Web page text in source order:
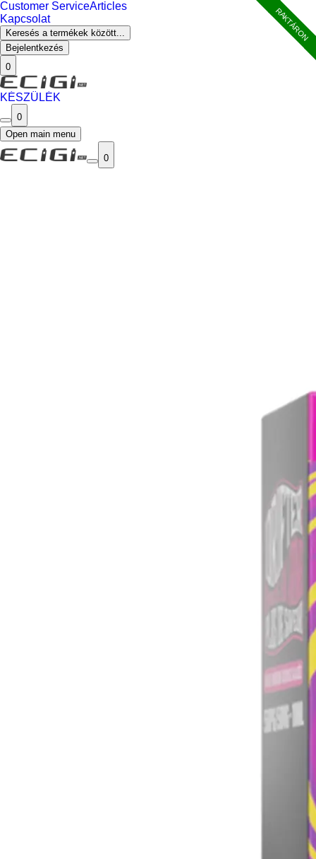
Customer ServiceArticles
Kapcsolat
Keresés a termékek között...
Bejelentkezés
0
KÉSZÜLÉK
0
Open main menu
0
RAKTÁRON